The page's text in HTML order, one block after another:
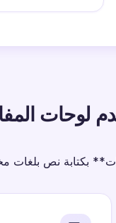
لوحات
بكتابة نص بلغات